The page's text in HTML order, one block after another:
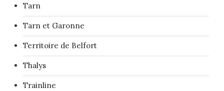
Tarn
Tarn et Garonne
Territoire de Belfort
Thalys
Trainline